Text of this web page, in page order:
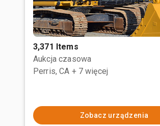
3,371 Items
Aukcja czasowa
Perris, CA + 7 więcej
Zobacz urządzenia